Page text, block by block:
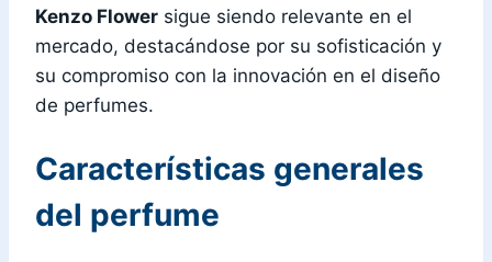
Kenzo Flower sigue siendo relevante en el
mercado, destacándose por su sofisticación y
su compromiso con la innovación en el diseño
de perfumes.
Características generales
del perfume